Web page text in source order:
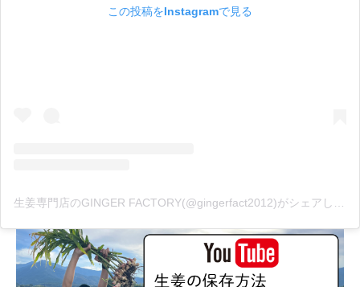
この投稿をInstagramで見る
生姜専門店のGINGER FACTORY(@gingerfact2012)がシェアした投稿